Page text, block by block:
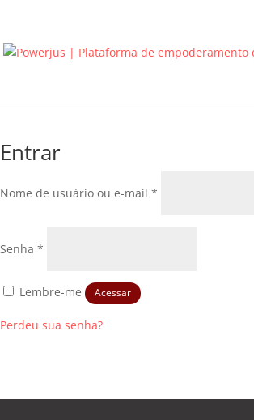
Entrar
Nome de usuário ou e-mail*
Senha*
Lembre-me Acessar
Perdeu sua senha?